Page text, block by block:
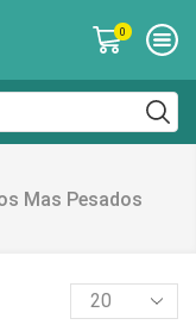
0
Mas Pesados